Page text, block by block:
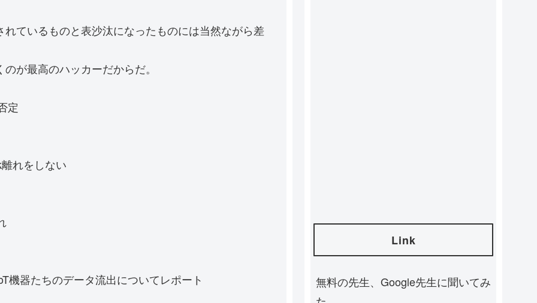
ているものと表沙汰になったものには当然ながら差
が最高のハッカーだからだ。
定
れをしない
機器たちのデータ流出についてレポート
Link
無料の先生、Google先生に聞いてみ